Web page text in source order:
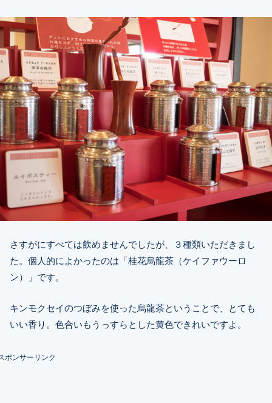
さすがにすべては飲めませんでしたが、３種類いただきまし
た。個人的によかったのは「桂花烏龍茶（ケイファウーロ
ン）」です。
キンモクセイのつぼみを使った烏龍茶ということで、とても
いい香り。色合いもうっすらとした黄色できれいですよ。
ポンサーリンク